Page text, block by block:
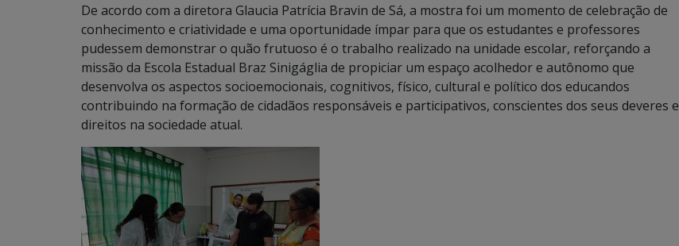
De acordo com a diretora Glaucia Patrícia Bravin de Sá, a mostra foi um momento de celebração de
conhecimento e criatividade e uma oportunidade ímpar para que os estudantes e professores
pudessem demonstrar o quão frutuoso é o trabalho realizado na unidade escolar, reforçando a
missão da Escola Estadual Braz Sinigáglia de propiciar um espaço acolhedor e autônomo que
desenvolva os aspectos socioemocionais, cognitivos, físico, cultural e político dos educandos
contribuindo na formação de cidadãos responsáveis e participativos, conscientes dos seus deveres e
direitos na sociedade atual.